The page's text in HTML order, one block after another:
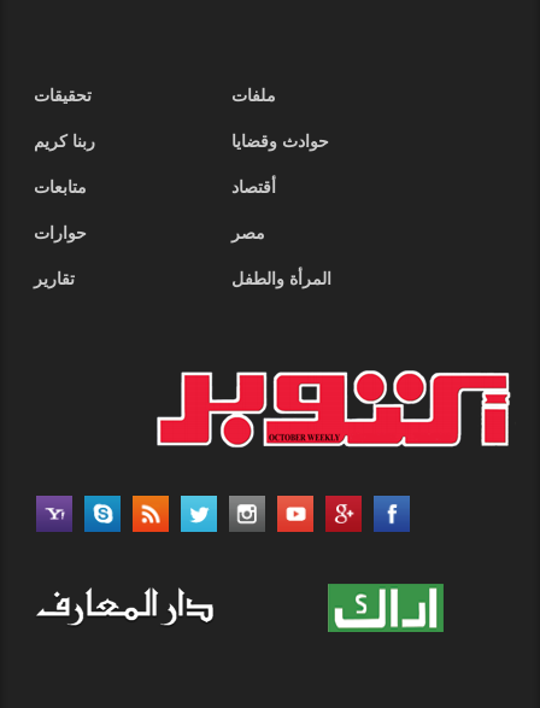
ملفات
تحقيقات
حوادث وقضايا
ربنا كريم
أقتصاد
متابعات
مصر
حوارات
المرأة والطفل
تقارير